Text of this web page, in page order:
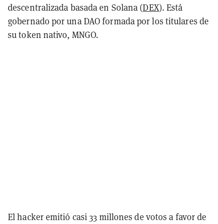
descentralizada basada en Solana (DEX). Está
gobernado por una DAO formada por los titulares de
su token nativo, MNGO.
El hacker emitió casi 33 millones de votos a favor de